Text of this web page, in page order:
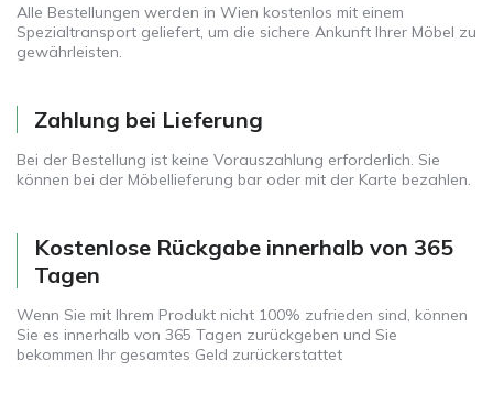
Alle Bestellungen werden in Wien kostenlos mit einem
Spezialtransport geliefert, um die sichere Ankunft Ihrer Möbel zu
gewährleisten.
Zahlung bei Lieferung
Bei der Bestellung ist keine Vorauszahlung erforderlich. Sie
können bei der Möbellieferung bar oder mit der Karte bezahlen.
Kostenlose Rückgabe innerhalb von 365
Tagen
Wenn Sie mit Ihrem Produkt nicht 100% zufrieden sind, können
Sie es innerhalb von 365 Tagen zurückgeben und Sie
bekommen Ihr gesamtes Geld zurückerstattet